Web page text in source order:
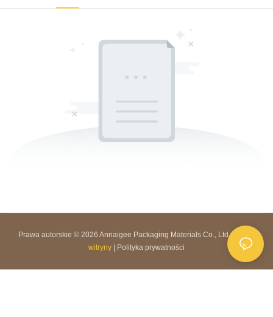
Prawa autorskie © 2026 Annaigee Packaging Materials Co., Ltd. |
witryny | Polityka prywatności